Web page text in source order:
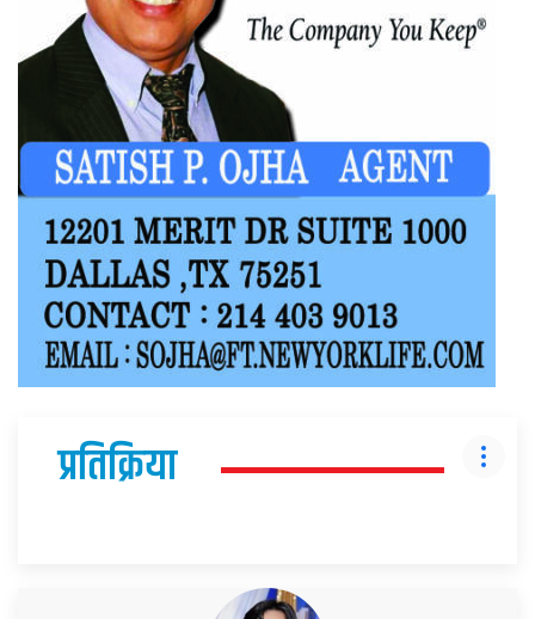
प्रतिक्रिया